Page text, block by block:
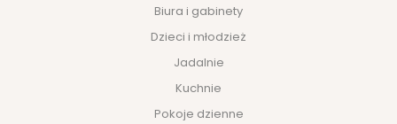
Biura i gabinety
Dzieci i młodzież
Jadalnie
Kuchnie
Pokoje dzienne